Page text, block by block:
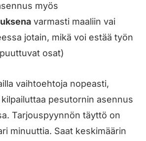
myös
varmasti maaliin vai
jotain, mikä voi estää työn
osat)
vaihtoehtoja nopeasti,
pesutornin asennus
Tarjouspyynnön täyttö on
minuuttia. Saat keskimäärin